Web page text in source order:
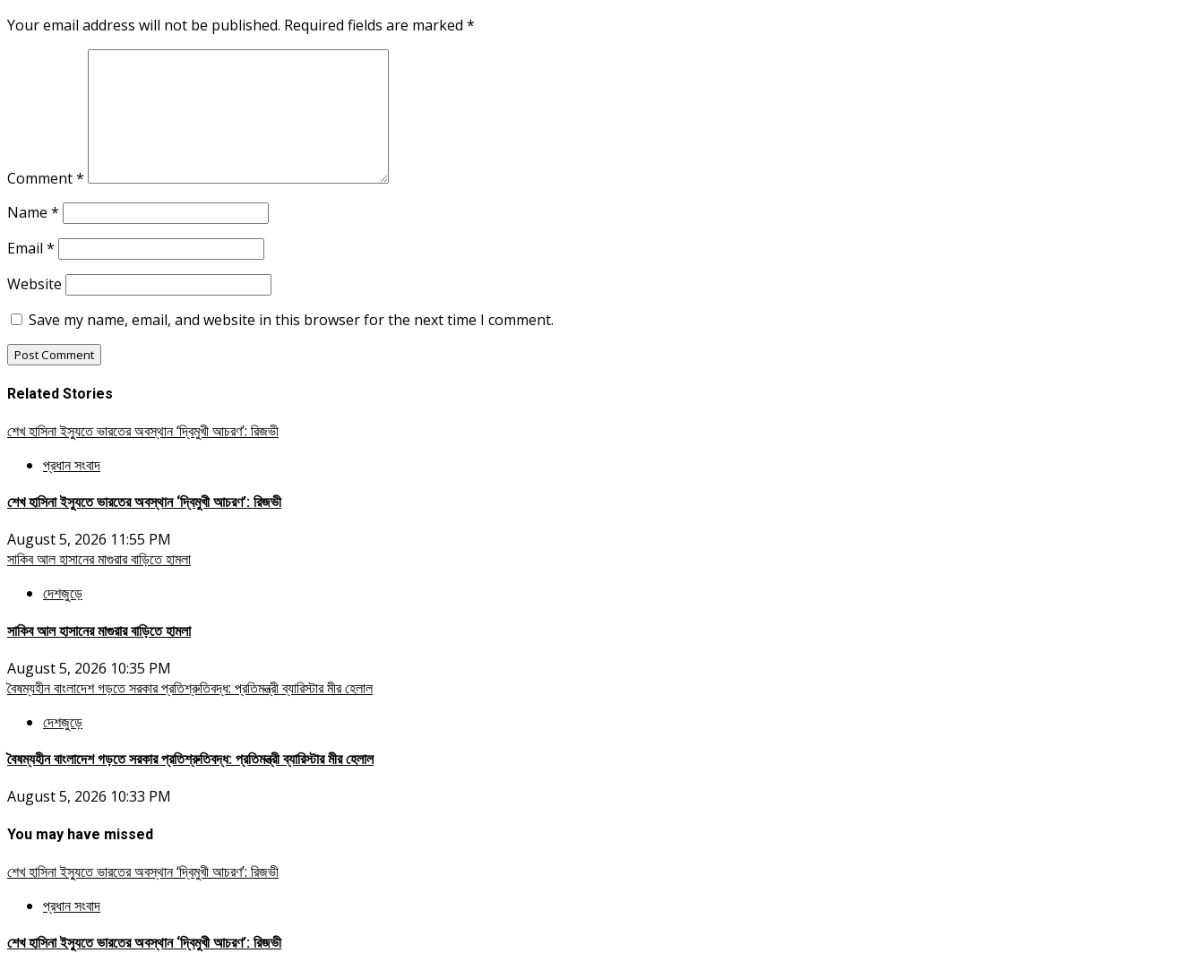
Your email address will not be published. Required fields are marked *
Comment*
Name *
Email *
Website
Save my name, email, and website in this browser for the next time I comment.
Related Stories
শেখ হাসিনা ইস্যুতে ভারতের অবস্থান ‘দ্বিমুখী আচরণ’: রিজভী
প্রধান সংবাদ
শেখ হাসিনা ইস্যুতে ভারতের অবস্থান ‘দ্বিমুখী আচরণ’: রিজভী
August 5, 2026 11:55 PM
সাকিব আল হাসানের মাগুরার বাড়িতে হামলা
দেশজুড়ে
সাকিব আল হাসানের মাগুরার বাড়িতে হামলা
August 5, 2026 10:35 PM
বৈষম্যহীন বাংলাদেশ গড়তে সরকার প্রতিশ্রুতিবদ্ধ: প্রতিমন্ত্রী ব্যারিস্টার মীর হেলাল
দেশজুড়ে
বৈষম্যহীন বাংলাদেশ গড়তে সরকার প্রতিশ্রুতিবদ্ধ: প্রতিমন্ত্রী ব্যারিস্টার মীর হেলাল
August 5, 2026 10:33 PM
You may have missed
শেখ হাসিনা ইস্যুতে ভারতের অবস্থান ‘দ্বিমুখী আচরণ’: রিজভী
প্রধান সংবাদ
শেখ হাসিনা ইস্যুতে ভারতের অবস্থান ‘দ্বিমুখী আচরণ’: রিজভী